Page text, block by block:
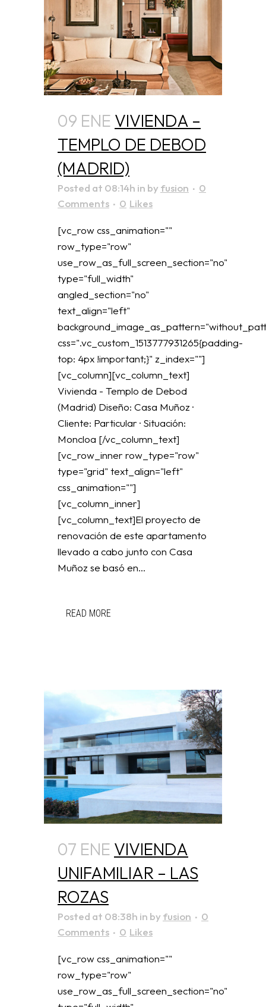
09 ENE VIVIENDA –
TEMPLO DE DEBOD
(MADRID)
Posted at 08:14h in byfusion
0
Comments
0 Likes
[vc_row css_animation=""
row_type="row"
use_row_as_full_screen_section="no"
type="full_width"
angled_section="no"
text_align="left"
css=".vc_custom_1513777931265{padding-
top: 4px !important;}" z_index=""]
[vc_column][vc_column_text]
Vivienda - Templo de Debod
(Madrid) Diseño: Casa Muñoz ·
Cliente: Particular · Situación:
Moncloa [/vc_column_text]
[vc_row_inner row_type="row"
type="grid" text_align="left"
css_animation=""]
[vc_column_inner]
[vc_column_text]El proyecto de
renovación de este apartamento
llevado a cabo junto con Casa
Muñoz se basó en...
READ MORE
07 ENE VIVIENDA
UNIFAMILIAR – LAS
ROZAS
Posted at 08:38h in byfusion
0
Comments
0 Likes
[vc_row css_animation=""
row_type="row"
use_row_as_full_screen_section="no"